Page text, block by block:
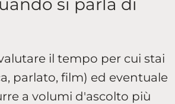
si parla di
il tempo per cui stai
parlato, film) ed eventuale
a volumi d'ascolto più